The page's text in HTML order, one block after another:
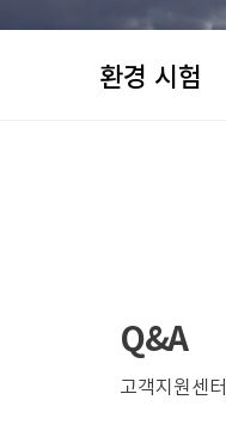
Q&A
고객지원센터
환경 시험